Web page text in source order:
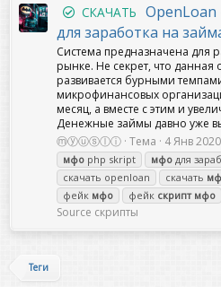
СКАЧАТЬ
для заработка на
Cистема предназначена
рынке. Не секрет, что данная
развивается бурными
микрофинансовых
месяц, а вместе с этим и
Денежные займы давно уже
ⓜⓨⓤⓢⓛⓘ Тема 4 Янв 2020
мфо php skript мфо для
скачать openloan
скачать
фейк мфо фейк скрипт мфо
Source скрипты
Теги